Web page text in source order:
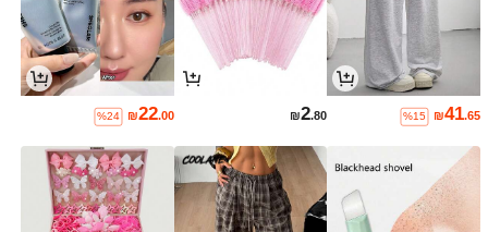
₪41.65
%15
₪2.80
₪22.00
%24